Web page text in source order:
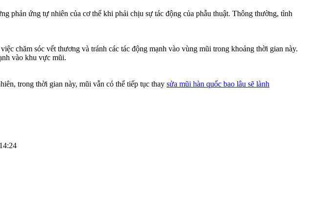
phản ứng tự nhiên của cơ thể khi phải chịu sự tác động của phẫu thuật. Thông thường, tình
chăm sóc vết thương và tránh các tác động mạnh vào vùng mũi trong khoảng thời gian này.
vào khu vực mũi.
trong thời gian này, mũi vẫn có thể tiếp tục thay sửa mũi hàn quốc bao lâu sẽ lành